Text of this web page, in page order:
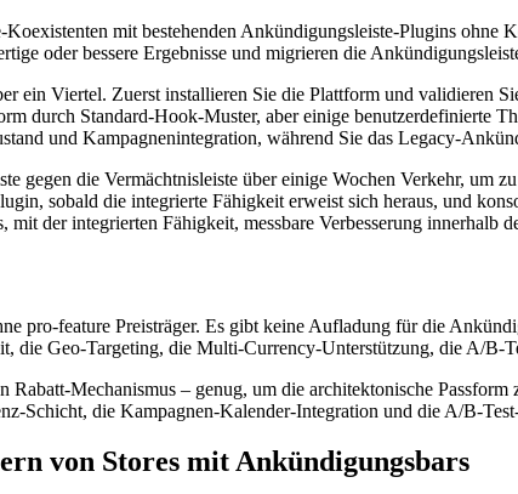
mit bestehenden Ankündigungsleiste-Plugins ohne
oder bessere Ergebnisse und migrieren die
ein Viertel. Zuerst installieren Sie die Plattform und validieren
durch Standard-Hook-Muster, aber einige benutzerdefinierte
und Kampagnenintegration, während Sie das Legacy-
gegen die Vermächtnisleiste über einige Wochen Verkehr, um
sobald die integrierte Fähigkeit erweist sich heraus, und
der integrierten Fähigkeit, messbare Verbesserung innerhalb
pro-feature Preisträger. Es gibt keine Aufladung für die
die Geo-Targeting, die Multi-Currency-Unterstützung, die A/B-
Rabatt-Mechanismus – genug, um die architektonische
Schicht, die Kampagnen-Kalender-Integration und die A/B-
von Stores mit Ankündigungsbars